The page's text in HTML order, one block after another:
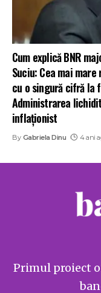
Cum explică BNR
Suciu: Cea mai
cu o singură cifră la
Administrarea
inflaționist
By Gabriela Dinu 4 ani
Primul proiect